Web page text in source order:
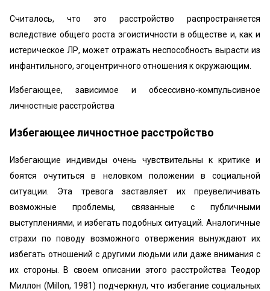
Считалось, что это расстройство распространяется
вследствие общего роста эгоистичности в обществе и, как и
истерическое ЛР, может отражать неспособность вырасти из
инфантильного, эгоцентричного отношения к окружающим.
Избегающее, зависимое и обсессивно-компульсивное
личностные расстройства
Избегающее личностное расстройство
Избегающие индивиды очень чувствительны к критике и
боятся очутиться в неловком положении в социальной
ситуации. Эта тревога заставляет их преувеличивать
возможные проблемы, связанные с публичными
выступлениями, и избегать подобных ситуаций. Аналогичные
страхи по поводу возможного отвержения вынуждают их
избегать отношений с другими людьми или даже внимания с
их стороны. В своем описании этого расстройства Теодор
Миллон (Millon, 1981) подчеркнул, что избегание социальных